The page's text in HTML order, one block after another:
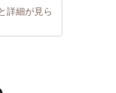
詳細が見ら